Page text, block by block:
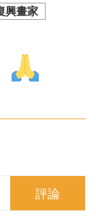
興畫家
評論